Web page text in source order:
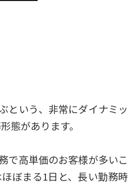
という、非常にダイナミッ
態があります。
で高単価のお客様が多いこ
ぼまる1日と、長い勤務時